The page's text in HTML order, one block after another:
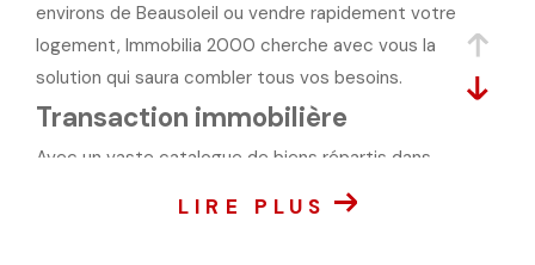
environs de Beausoleil ou vendre rapidement votre
logement, Immobilia 2000 cherche avec vous la
solution qui saura combler tous vos besoins.
Transaction immobilière
Avec un vaste catalogue de biens répartis dans
tous les environs de Beausoleil, Immobilia 2000
LIRE PLUS